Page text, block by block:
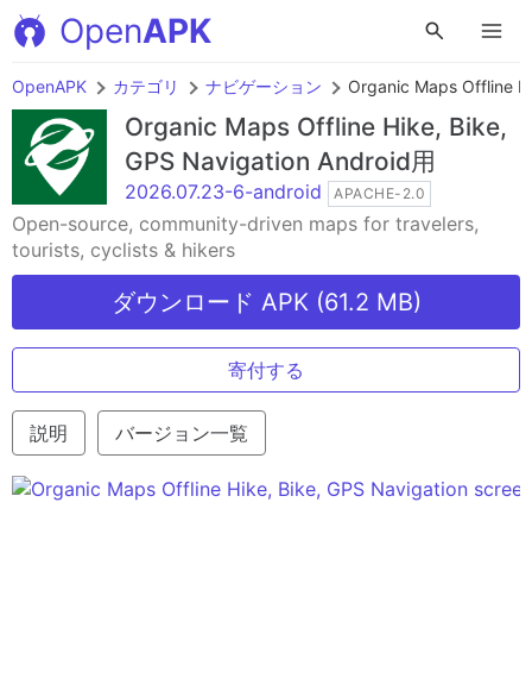
OpenAPK
OpenAPK カテゴリ ナビゲーション Organic Maps Offline
Organic Maps Offline Hike, Bike,
GPS Navigation Android用
2026.07.23-6-android APACHE-2.0
Open-source, community-driven maps for travelers,
tourists, cyclists & hikers
ダウンロード APK (61.2 MB)
寄付する
説明 バージョン一覧